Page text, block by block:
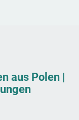
aus Polen |